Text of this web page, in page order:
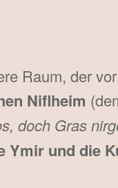
Raum, der
Niflheim
doch Gras
Ymir und die